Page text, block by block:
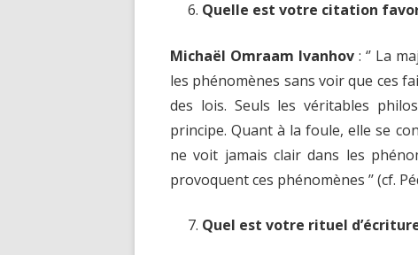
Quelle est votre citation
Michaël Omraam Ivanhov: ‘’ La
les phénomènes sans voir que ces
des lois. Seuls les véritables
principe. Quant à la foule, elle se
ne voit jamais clair dans les
provoquent ces phénomènes ’’ (cf.
Quel est votre rituel